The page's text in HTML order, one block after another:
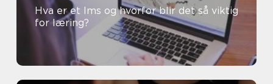
Hva er et lms og hvorfor blir det så viktig
for læring?